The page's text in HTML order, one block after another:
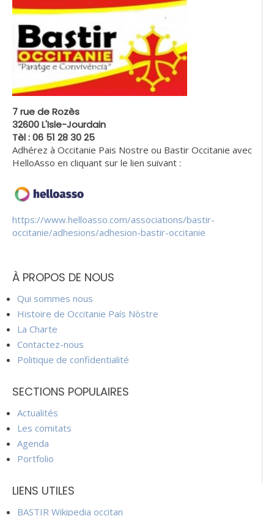
7 rue de Rozès
32600 L'Isle-Jourdain
Tèl : 06 51 28 30 25
Adhérez à Occitanie Pais Nostre ou Bastir Occitanie avec
HelloAsso en cliquant sur le lien suivant :
https://www.helloasso.com/associations/bastir-
occitanie/adhesions/adhesion-bastir-occitanie
À PROPOS DE NOUS
Qui sommes nous
Histoire de Occitanie País Nòstre
La Charte
Contactez-nous
Politique de confidentialité
SECTIONS POPULAIRES
Actualités
Les comitats
Agenda
Portfolio
LIENS UTILES
BASTIR Wikipedia occitan